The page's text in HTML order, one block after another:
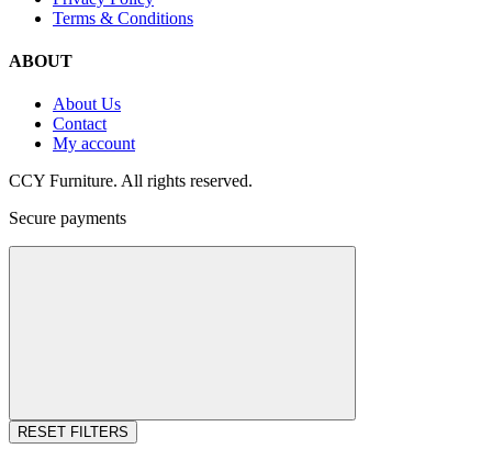
Terms & Conditions
ABOUT
About Us
Contact
My account
CCY Furniture. All rights reserved.
Secure payments
RESET FILTERS